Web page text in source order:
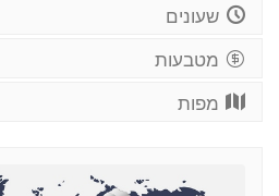
שעונים
מטבעות
מפות